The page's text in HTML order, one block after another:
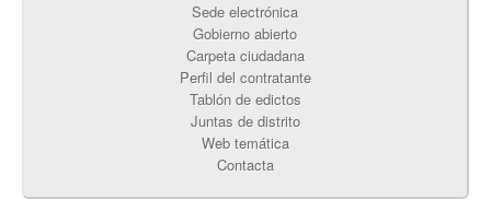
Sede electrónica
Gobierno abierto
Carpeta ciudadana
Perfil del contratante
Tablón de edictos
Juntas de distrito
Web temática
Contacta